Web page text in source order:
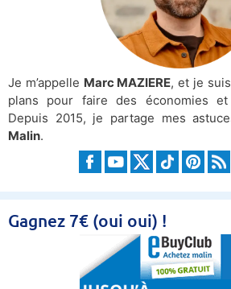
Je m’appelle Marc MAZIERE, et je
plans pour faire des économies et
Depuis 2015, je partage mes
Malin.
Gagnez 7€ (oui oui) !